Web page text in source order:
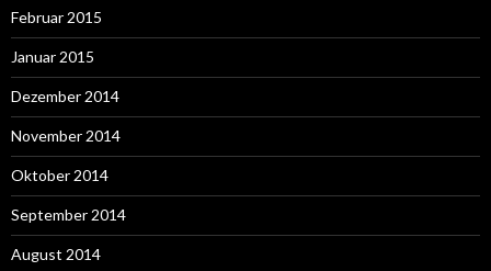
Februar 2015
Januar 2015
Dezember 2014
November 2014
Oktober 2014
September 2014
August 2014